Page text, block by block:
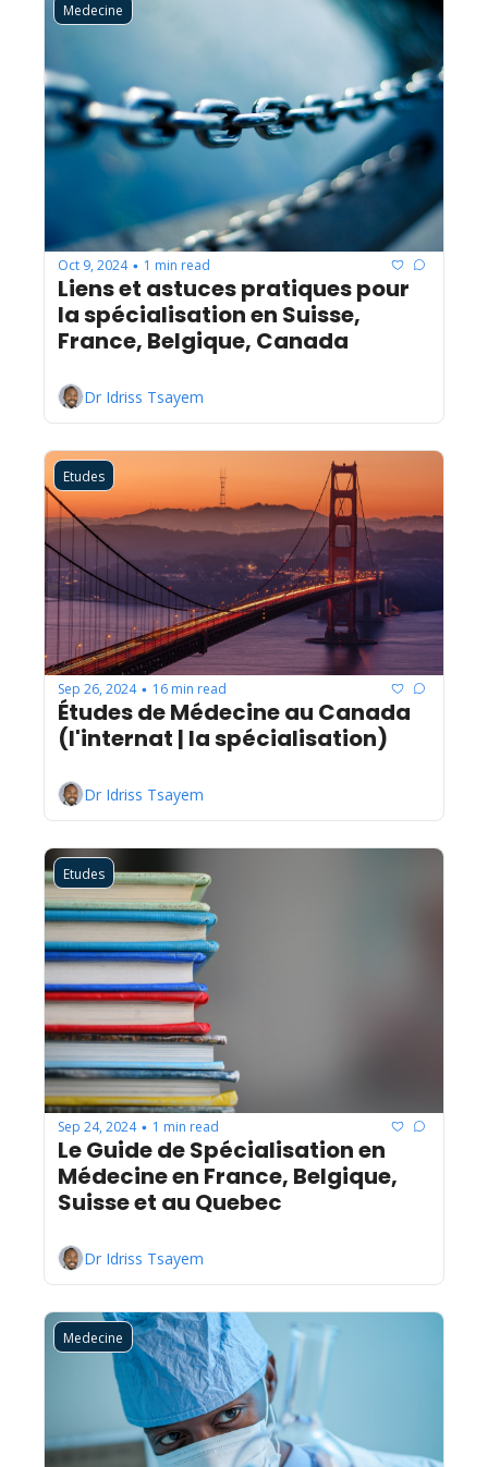
Medecine
Oct 9, 2024 • 1 min read
Liens et astuces pratiques pour
la spécialisation en Suisse,
France, Belgique, Canada
Dr Idriss Tsayem
Etudes
Sep 26, 2024 • 16 min read
Études de Médecine au Canada
(l'internat | la spécialisation)
Dr Idriss Tsayem
Etudes
Sep 24, 2024 • 1 min read
Le Guide de Spécialisation en
Médecine en France, Belgique,
Suisse et au Quebec
Dr Idriss Tsayem
Medecine